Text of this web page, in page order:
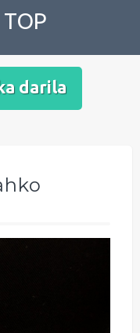
darila